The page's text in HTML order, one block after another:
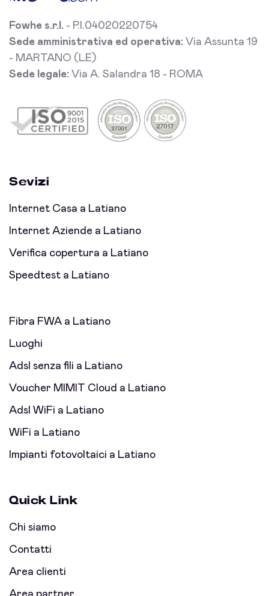
Fowhe s.r.l. - P.I.04020220754
Sede amministrativa ed operativa: Via Assunta 19
- MARTANO (LE)
Sede legale: Via A. Salandra 18 - ROMA
Sevizi
Internet Casa a Latiano
Internet Aziende a Latiano
Verifica copertura a Latiano
Speedtest a Latiano
Fibra FWA a Latiano
Luoghi
Adsl senza fili a Latiano
Voucher MIMIT Cloud a Latiano
Adsl WiFi a Latiano
WiFi a Latiano
Impianti fotovoltaici a Latiano
Quick Link
Chi siamo
Contatti
Area clienti